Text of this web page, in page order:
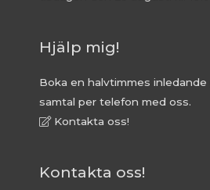
Hjälp mig!
Boka en halvtimmes inledande
samtal per telefon med oss.
Kontakta oss!
Kontakta oss!